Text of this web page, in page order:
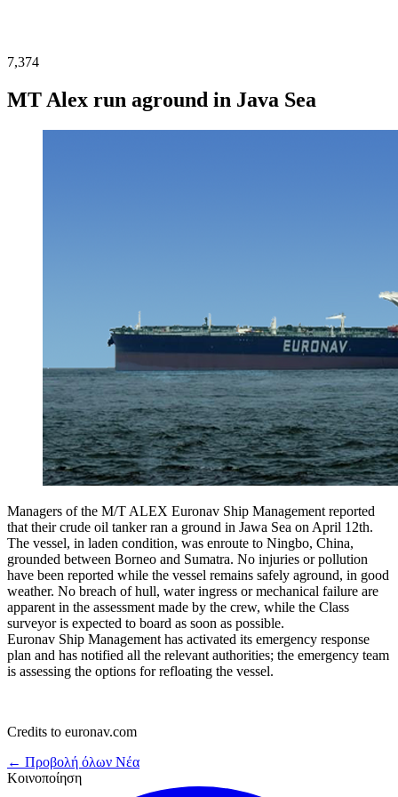
7,374
MT Alex run aground in Java Sea
Managers of the M/T ALEX Euronav Ship Management reported
that their crude oil tanker ran a ground in Jawa Sea on April 12th.
The vessel, in laden condition, was enroute to Ningbo, China,
grounded between Borneo and Sumatra. No injuries or pollution
have been reported while the vessel remains safely aground, in good
weather. No breach of hull, water ingress or mechanical failure are
apparent in the assessment made by the crew, while the Class
surveyor is expected to board as soon as possible.
Euronav Ship Management has activated its emergency response
plan and has notified all the relevant authorities; the emergency team
is assessing the options for refloating the vessel.
Credits to euronav.com
← Προβολή όλων Νέα
Κοινοποίηση